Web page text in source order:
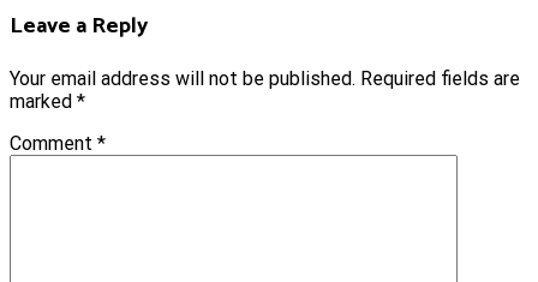
Leave a Reply
Your email address will not be published. Required fields are
marked *
Comment *